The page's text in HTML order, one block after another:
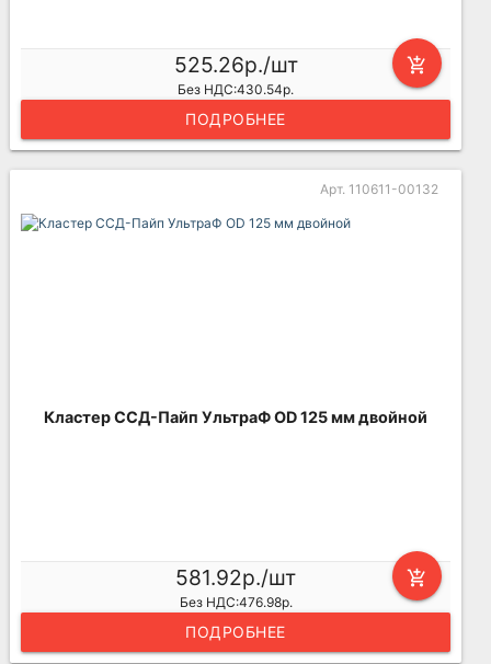
add_shopping_cart
525.26р./шт
Без НДС:430.54р.
ПОДРОБНЕЕ
Арт. 110611-00132
Кластер ССД-Пайп УльтраФ OD 125 мм двойной
add_shopping_cart
581.92р./шт
Без НДС:476.98р.
ПОДРОБНЕЕ